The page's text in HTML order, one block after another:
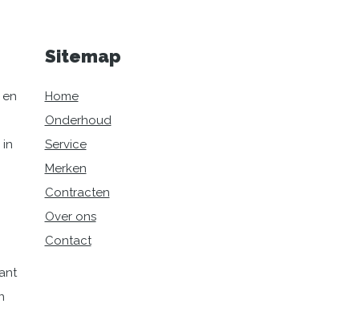
Sitemap
Home
Onderhoud
Service
Merken
Contracten
Over ons
Contact